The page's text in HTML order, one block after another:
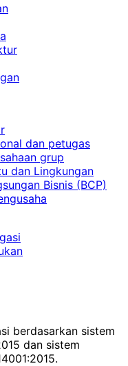
dan petugas
grup
dan Lingkungan
Bisnis (BCP)
berdasarkan sistem
dan sistem